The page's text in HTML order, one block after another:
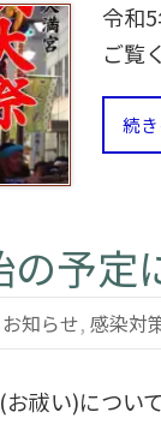
令和
ご覧
続
の予定
お知らせ, 感染対
祓い)につい